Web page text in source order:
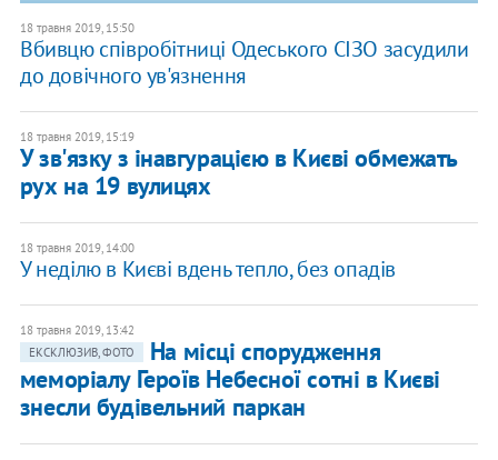
18 травня 2019, 15:50
Вбивцю співробітниці Одеського СІЗО засудили
до довічного ув'язнення
18 травня 2019, 15:19
У зв'язку з інавгурацією в Києві обмежать
рух на 19 вулицях
18 травня 2019, 14:00
У неділю в Києві вдень тепло, без опадів
18 травня 2019, 13:42
ЕКСКЛЮЗИВ, ФОТО
На місці спорудження
меморіалу Героїв Небесної сотні в Києві
знесли будівельний паркан